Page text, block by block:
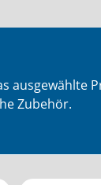
ausgewählte
Zubehör.